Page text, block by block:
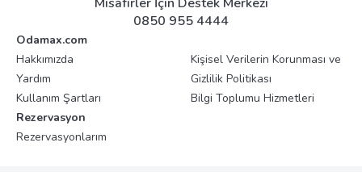
0850 955 4444
Odamax.com
Hakkımızda
Yardım
Kullanım Şartları
Kişisel Verilerin Korunması ve
Gizlilik Politikası
Bilgi Toplumu Hizmetleri
Rezervasyon
Rezervasyonlarım